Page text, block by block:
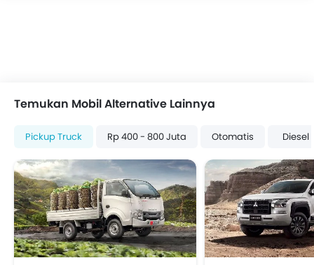
Pelindung Benturan Samping
Engine Immobilizer
Adjustable Headlights
Kaca spion elektrik
Antena Terpadu
Lampu sein kaca Spion Luar
Odometer Digital
Pemanas
Temukan Mobil Alternative Lainnya
Pickup Truck Rp 400 - 800 Juta Otomatis Diesel